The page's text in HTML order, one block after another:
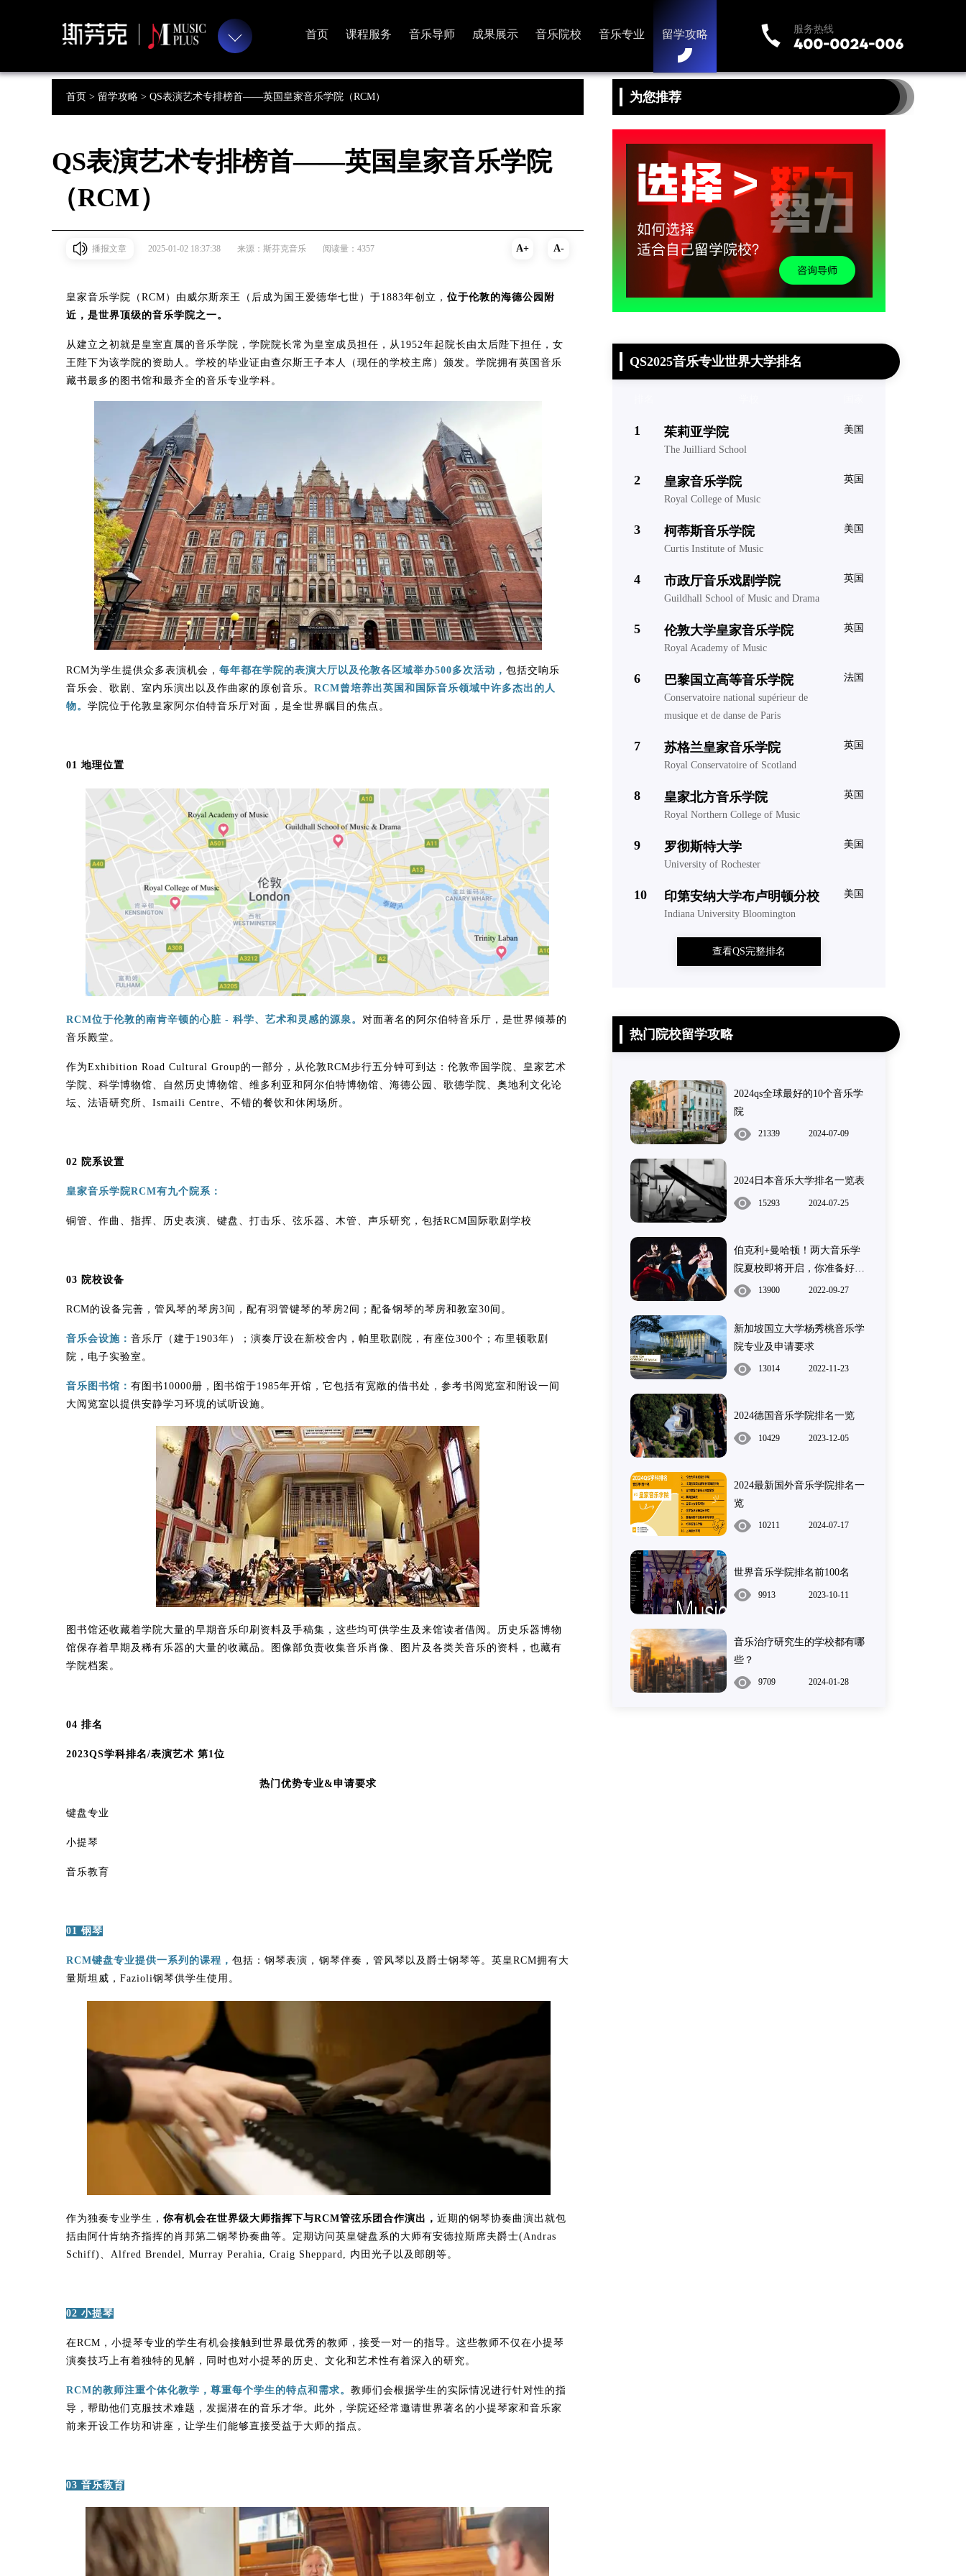
首页 课程服务 音乐导师 成果展示 音乐院校 音乐专业 留学攻略 服务热线
首页 > 留学攻略 > QS表演艺术专排榜首——英国皇家音乐学院（RCM）
QS表演艺术专排榜首——英国皇家音乐学院
（RCM）
播报文章 2025-01-02 18:37:38 来源：斯芬克音乐 阅读量：4357 A+ A-
皇家音乐学院（RCM）由威尔斯亲王（后成为国王爱德华七世）于1883年创立， 位于伦敦的海德公园附
近，是世界顶级的音乐学院之一。
从建立之初就是皇室直属的音乐学院，学院院长常为皇室成员担任，从1952年起院长由太后陛下担任，女
王陛下为该学院的资助人。学校的毕业证由查尔斯王子本人（现任的学校主席）颁发。学院拥有英国音乐
藏书最多的图书馆和最齐全的音乐专业学科。
RCM为学生提供众多表演机会， 每年都在学院的表演大厅以及伦敦各区域举办500多次活动， 包括交响乐
音乐会、歌剧、室内乐演出以及作曲家的原创音乐。 RCM曾培养出英国和国际音乐领域中许多杰出的人
物。 学院位于伦敦皇家阿尔伯特音乐厅对面，是全世界瞩目的焦点。
01 地理位置
RCM位于伦敦的南肯辛顿的心脏 - 科学、艺术和灵感的源泉。 对面著名的阿尔伯特音乐厅，是世界倾慕的
音乐殿堂。
作为Exhibition Road Cultural Group的一部分，从伦敦RCM步行五分钟可到达：伦敦帝国学院、皇家艺术
学院、科学博物馆、自然历史博物馆、维多利亚和阿尔伯特博物馆、海德公园、歌德学院、奥地利文化论
坛、法语研究所、Ismaili Centre、不错的餐饮和休闲场所。
02 院系设置
皇家音乐学院RCM有九个院系：
铜管、作曲、指挥、历史表演、键盘、打击乐、弦乐器、木管、声乐研究，包括RCM国际歌剧学校
03 院校设备
RCM的设备完善，管风琴的琴房3间，配有羽管键琴的琴房2间；配备钢琴的琴房和教室30间。
音乐会设施： 音乐厅（建于1903年）；演奏厅设在新校舍内，帕里歌剧院，有座位300个；布里顿歌剧
院，电子实验室。
音乐图书馆： 有图书10000册，图书馆于1985年开馆，它包括有宽敞的借书处，参考书阅览室和附设一间
大阅览室以提供安静学习环境的试听设施。
图书馆还收藏着学院大量的早期音乐印刷资料及手稿集，这些均可供学生及来馆读者借阅。历史乐器博物
馆保存着早期及稀有乐器的大量的收藏品。图像部负责收集音乐肖像、图片及各类关音乐的资料，也藏有
学院档案。
04 排名
2023QS学科排名/表演艺术 第1位
热门优势专业&申请要求
键盘专业
小提琴
音乐教育
01 钢琴
RCM键盘专业提供一系列的课程，包括：钢琴表演，钢琴伴奏，管风琴以及爵士钢琴等。英皇RCM拥有大
量斯坦威，Fazioli钢琴供学生使用。
作为独奏专业学生， 你有机会在世界级大师指挥下与RCM管弦乐团合作演出， 近期的钢琴协奏曲演出就包
括由阿什肯纳齐指挥的肖邦第二钢琴协奏曲等。定期访问英皇键盘系的大师有安德拉斯席夫爵士(Andras
Schiff)、Alfred Brendel, Murray Perahia, Craig Sheppard, 内田光子以及郎朗等。
02 小提琴
在RCM，小提琴专业的学生有机会接触到世界最优秀的教师，接受一对一的指导。这些教师不仅在小提琴
演奏技巧上有着独特的见解，同时也对小提琴的历史、文化和艺术性有着深入的研究。
RCM的教师注重个体化教学，尊重每个学生的特点和需求。 教师们会根据学生的实际情况进行针对性的指
导，帮助他们克服技术难题，发掘潜在的音乐才华。此外，学院还经常邀请世界著名的小提琴家和音乐家
前来开设工作坊和讲座，让学生们能够直接受益于大师的指点。
03 音乐教育
为您推荐
QS2025音乐专业世界大学排名
1 茱莉亚学院
The Juilliard School
美国
2 皇家音乐学院
Royal College of Music
英国
3 柯蒂斯音乐学院
Curtis Institute of Music
美国
4 市政厅音乐戏剧学院
Guildhall School of Music and Drama
英国
5 伦敦大学皇家音乐学院
Royal Academy of Music
英国
6 巴黎国立高等音乐学院
Conservatoire national supérieur de
musique et de danse de Paris
法国
7 苏格兰皇家音乐学院
Royal Conservatoire of Scotland
英国
8 皇家北方音乐学院
Royal Northern College of Music
英国
9 罗彻斯特大学
University of Rochester
美国
10 印第安纳大学布卢明顿分校
Indiana University Bloomington
美国
查看QS完整排名
热门院校留学攻略
2024qs全球最好的10个音乐学
院
21339 2024-07-09
2024日本音乐大学排名一览表
15293 2024-07-25
伯克利+曼哈顿！两大音乐学
院夏校即将开启，你准备好了
吗？
13900 2022-09-27
新加坡国立大学杨秀桃音乐学
院专业及申请要求
13014 2022-11-23
2024德国音乐学院排名一览
10429 2023-12-05
2024最新国外音乐学院排名一
览
10211 2024-07-17
世界音乐学院排名前100名
9913 2023-10-11
音乐治疗研究生的学校都有哪
些？
9709 2024-01-28